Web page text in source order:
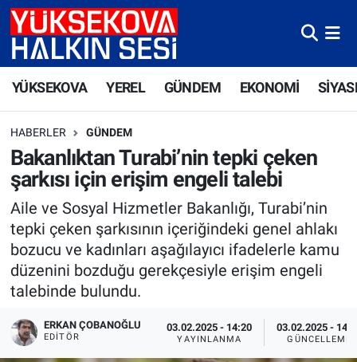
YÜKSEKOVA YEREL GÜNDEM EKONOMİ
HABERLER GÜNDEM
Bakanlıktan Turabi’nin tepki çeken
şarkısı için erişim engeli talebi
Aile ve Sosyal Hizmetler Bakanlığı, Turabi’nin
tepki çeken şarkısının içeriğindeki genel ahlakı
bozucu ve kadınları aşağılayıcı ifadelerle kamu
düzenini bozduğu gerekçesiyle erişim engeli
talebinde bulundu.
ERKAN ÇOBANOĞLU
EDITÖR
03.02.2025 - 14:20
YAYINLANMA
03.02.2025 -
GÜNCELLEME
Yüksekova Nöbetçi Eczaneler
Süper Lig Puan Durumu ve Fikstür
Tüm Manşetler
Son Dakika Haberleri